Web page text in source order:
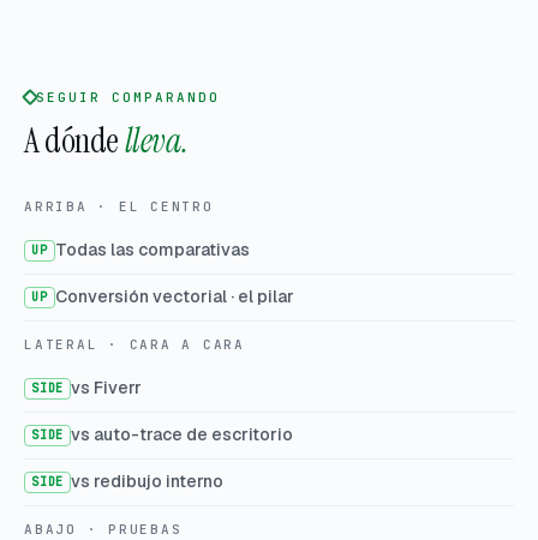
SEGUIR COMPARANDO
A dóndelleva.
ARRIBA · EL CENTRO
UP Todas las comparativas
UP Conversión vectorial · el pilar
LATERAL · CARA A CARA
SIDE vs Fiverr
SIDE vs auto-trace de escritorio
SIDE vs redibujo interno
ABAJO · PRUEBAS